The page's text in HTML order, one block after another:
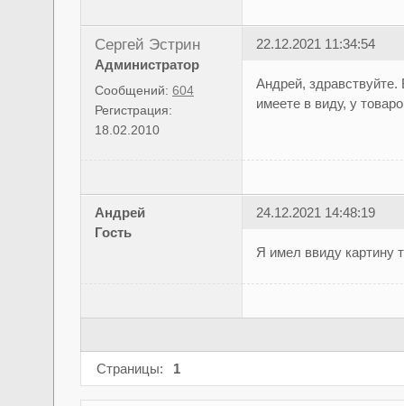
Сергей Эстрин
Администратор
Сообщений: 604
Регистрация:
18.02.2010
22.12.2021 11:34:54
Андрей,
имеете в виду, у
Андрей
Гость
24.12.2021 14:48:19
Я имел ввиду картину
Страницы: 1